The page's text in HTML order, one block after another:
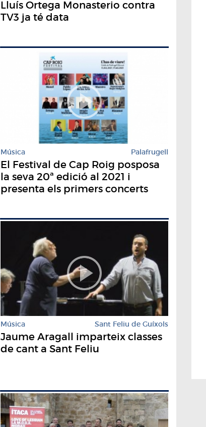
Lluís Ortega Monasterio contra
TV3 ja té data
Música Palafrugell
El Festival de Cap Roig posposa
la seva 20ª edició al 2021 i
presenta els primers concerts
Música Sant Feliu de Guíxols
Jaume Aragall imparteix classes
de cant a Sant Feliu